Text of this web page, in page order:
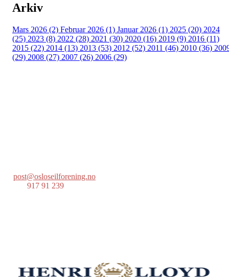
Arkiv
Mars 2026 (2) Februar 2026 (1) Januar 2026 (1) 2025 (20) 2024
(25) 2023 (8) 2022 (28) 2021 (30) 2020 (16) 2019 (9) 2016 (11)
2015 (22) 2014 (13) 2013 (53) 2012 (52) 2011 (46) 2010 (36)
(29) 2008 (27) 2007 (26) 2006 (29)
post@osloseilforening.no
917 91 239